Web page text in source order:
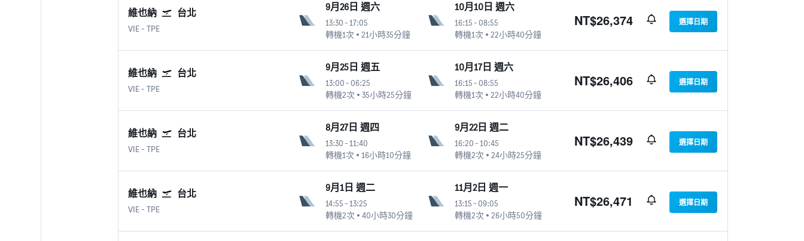
維也納 台北
VIE 維也納國際機場
- TPE
9月26日 週六
13:30 - 17:05
轉機1次
21小時35分鐘
10月10日 週六
16:15- 08:55
轉機1次
22小時40分鐘
NT$26,374 選擇日期
維也納 台北
VIE 維也納國際機場
- TPE
9月25日 週五
13:00 - 06:25
轉機2次
35小時25分鐘
10月17日 週六
16:15- 08:55
轉機1次
22小時40分鐘
NT$26,406 選擇日期
維也納 台北
VIE 維也納國際機場
- TPE
8月27日 週四
13:30 - 11:40
轉機1次
16小時10分鐘
9月22日 週二
16:20-10:45
轉機2次
24小時25分鐘
NT$26,439 選擇日期
維也納 台北
VIE 維也納國際機場
- TPE
9月1日 週二
14:55 - 13:25
轉機2次
40小時30分鐘
11月2日 週一
13:15- 09:05
轉機2次
26小時50分鐘
NT$26,471 選擇日期